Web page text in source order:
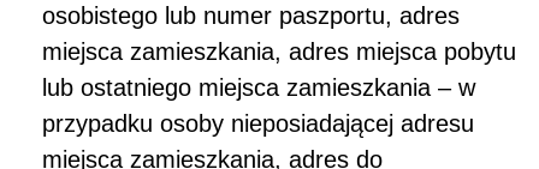
osobistego lub numer paszportu, adres
miejsca zamieszkania, adres miejsca pobytu
lub ostatniego miejsca zamieszkania – w
przypadku osoby nieposiadającej adresu
miejsca zamieszkania, adres do